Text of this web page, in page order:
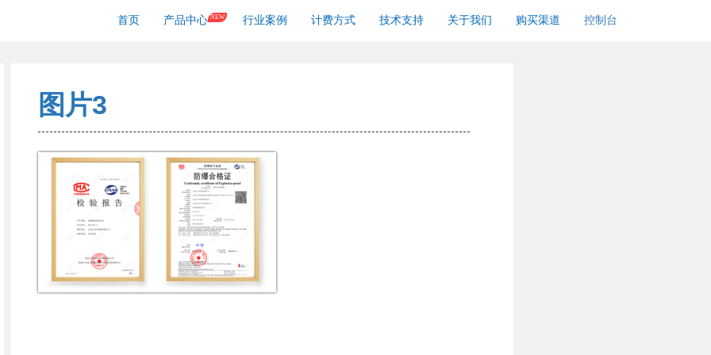
首页 产品中心 NEW 行业案例 计费方式 技术支持 关于我们 购买渠道 控制台
图片3